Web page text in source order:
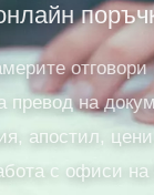
отговори
превод на
апостил,
с офиси